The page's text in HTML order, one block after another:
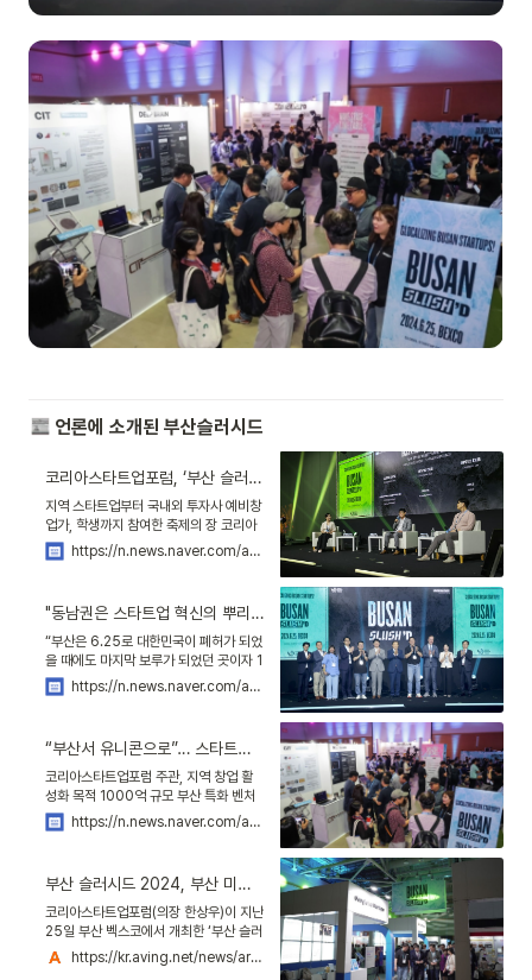
언론에 소개된 부산슬러시드
코리아스타트업포럼, ‘부산 슬러시드 2024’ 성황리 개최
지역 스타트업부터 국내외 투자사 예비창
업가, 학생까지 참여한 축제의 장 코리아
스타트업포럼은 지난 25일 개최한 ‘부산
슬러시드(BUSAN Slush’D) 2024’가
https://n.news.naver.com/article/009/0005325213?sid=105
"동남권은 스타트업 혁신의 뿌리"… 부산 슬러시드 열렸다
“부산은 6.25로 대한민국이 폐허가 되었
을 때에도 마지막 보루가 되었던 곳이자 1
세대 창업가들이 혁신을 일으킨 토대가
된 곳으로 대한민국 경제 성장과 혁신의
https://n.news.naver.com/article/082/0001276423?sid=101
“부산서 유니콘으로”… 스타트업 행사 ‘슬러시드’ 1000여명 몰려
코리아스타트업포럼 주관, 지역 창업 활
성화 목적 1000억 규모 부산 특화 벤처
펀드 출범식도 박형준 “부산, 새로운 대한
민국 혁신 거점으로” “예전엔 수도권 중
https://n.news.naver.com/article/366/0001000278?sid=101
부산 슬러시드 2024, 부산 미래성장 벤처펀드 1천11억 원 규모 결성!
코리아스타트업포럼(의장 한상우)이 지난
25일 부산 벡스코에서 개최한 ‘부산 슬러
시드(BUSAN Slush’D) 2024’가 성료
했다고 전했다.이번 부산 슬러시드
https://kr.aving.net/news/articleView.html?idxno=1791737